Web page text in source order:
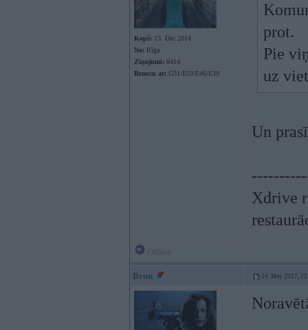
Kopš: 13. Dec 2014
No: Rīga
Ziņojumi: 8414
Braucu ar: G31/E53/E46/E39
prot.
Pie
uz
Un
Xdrive
Bron 24. May 2017,